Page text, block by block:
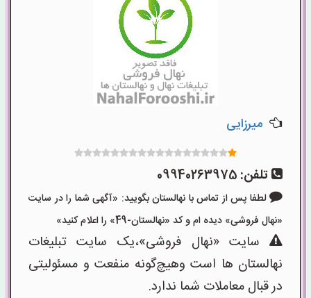
میرزایی
تلفن: 09940263975
لطفا پس از تماس با نهالستان بگویید: «آگهی شما را در سایت
«نهال فروشی» دیده ام و کد «نهالستان-49» را اعلام کنید»
سایت «نهال فروشی»،یک سایت تبلیغات
نهالستان ها است وهیچ‌گونه منفعت و مسئولیتی
در قبال معاملات شما ندارد.